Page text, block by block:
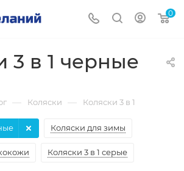
0
3 в 1 черные
— Коляски — Коляски 3 в 1
Коляски для зимы
Коляски 3 в 1 серые